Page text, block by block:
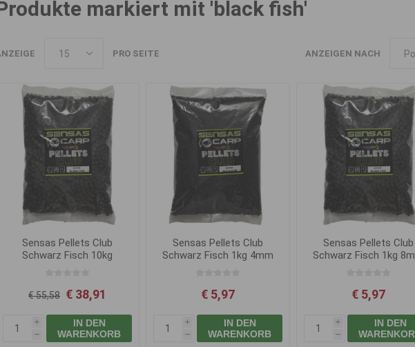
markiert mit 'black fish'
ANZEIGEN NACH
PRO SEITE
Sensas Pellets Club
Schwarz Fisch 10kg
€ 55,58 € 38,91
i
h
IN DEN
WARENKORB
Sensas Pellets Club
Schwarz Fisch 1kg 4mm
€ 5,97
i
h
IN DEN
WARENKORB
Sensas Pellets Club
Schwarz Fisch 1kg
€ 5,97
i
h
IN DEN